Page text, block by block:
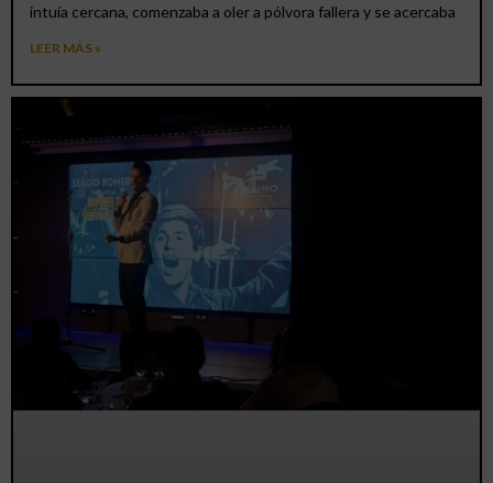
intuía cercana, comenzaba a oler a pólvora fallera y se acercaba
LEER MÁS »